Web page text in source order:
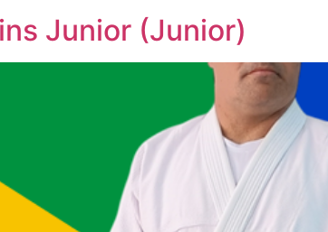
Junior (Junior)